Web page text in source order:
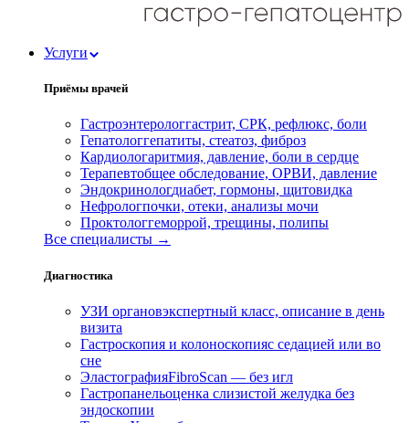
Услуги
Приёмы врачей
Гастроэнтерологгастрит, СРК, рефлюкс, боли
Гепатологгепатиты, стеатоз, фиброз
Кардиологаритмия, давление, боли в сердце
Терапевтобщее обследование, ОРВИ, давление
Эндокринологдиабет, гормоны, щитовидка
Нефрологпочки, отеки, анализы мочи
Проктологгеморрой, трещины, полипы
Все специалисты →
Диагностика
УЗИ органовэкспертный класс, описание в день
визита
Гастроскопия и колоноскопияс седацией или во
сне
ЭластографияFibroScan — без игл
Гастропанельоценка слизистой желудка без
эндоскопии